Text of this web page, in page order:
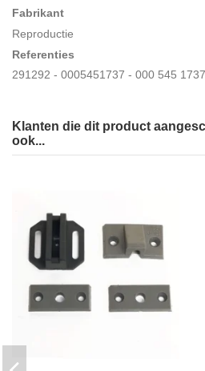
Fabrikant
Reproductie
Referenties
291292 - 0005451737 - 000 545 1737
Klanten die dit product
ook...